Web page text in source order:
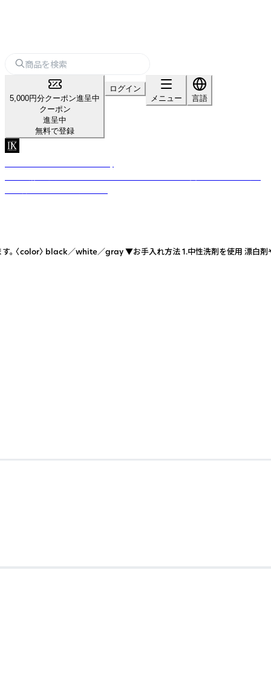
5,000円分クーポン進呈中
クーポン
進呈中
無料で登録
ログイン
メニュー
言語
。 〈color〉 black／white／gray ▼お手入れ方法 1.中性洗剤を使用 漂